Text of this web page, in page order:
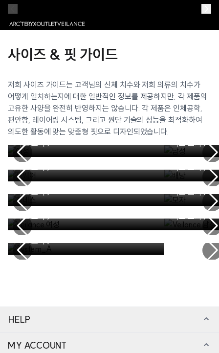
사이즈 & 핏 가이드
저희 사이즈 가이드는 고객님의 신체 치수와 저희 의류의 치수가
어떻게 일치하는지에 대한 일반적인 정보를 제공하지만, 각 제품의
고유한 사양을 완전히 반영하지는 않습니다. 각 제품은 인체공학,
편안함, 레이어링 시스템, 그리고 원단 기술의 성능을 최적화하여
의도한 활동에 맞는 맞춤형 핏으로 디자인되었습니다.
여성
차트 보기 > 차트 보기 >
풋웨어
차트 보기 >
배낭
차트 보기 >
하네스
차트 보기 >
모자
차트 보기 >
Veilance 여성
차트 보기 >
Veilance
차트 보기 >
System_A
차트 보기 >
HELP
MY ACCOUNT